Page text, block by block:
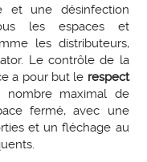
et une désinfection
les espaces et
les distributeurs,
Le contrôle de la
a pour but le respect
maximal de
fermé, avec une
et un fléchage au